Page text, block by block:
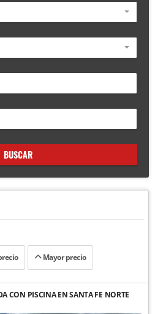
BUSCAR
Mayor precio
CON PISCINA EN SANTA FE NORTE